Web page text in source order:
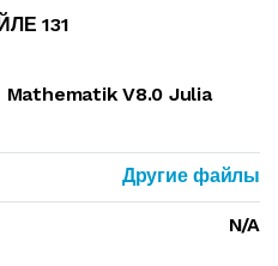
131
V8.0 Julia
Другие файлы
N/A